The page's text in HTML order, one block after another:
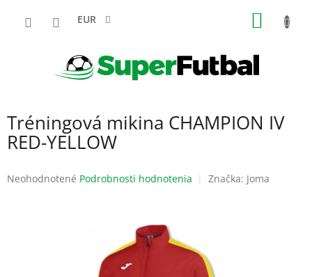
EUR
Tréningová mikina CHAMPION IV
RED-YELLOW
Priemerné
Neohodnotené Podrobnosti hodnotenia Značka: Joma